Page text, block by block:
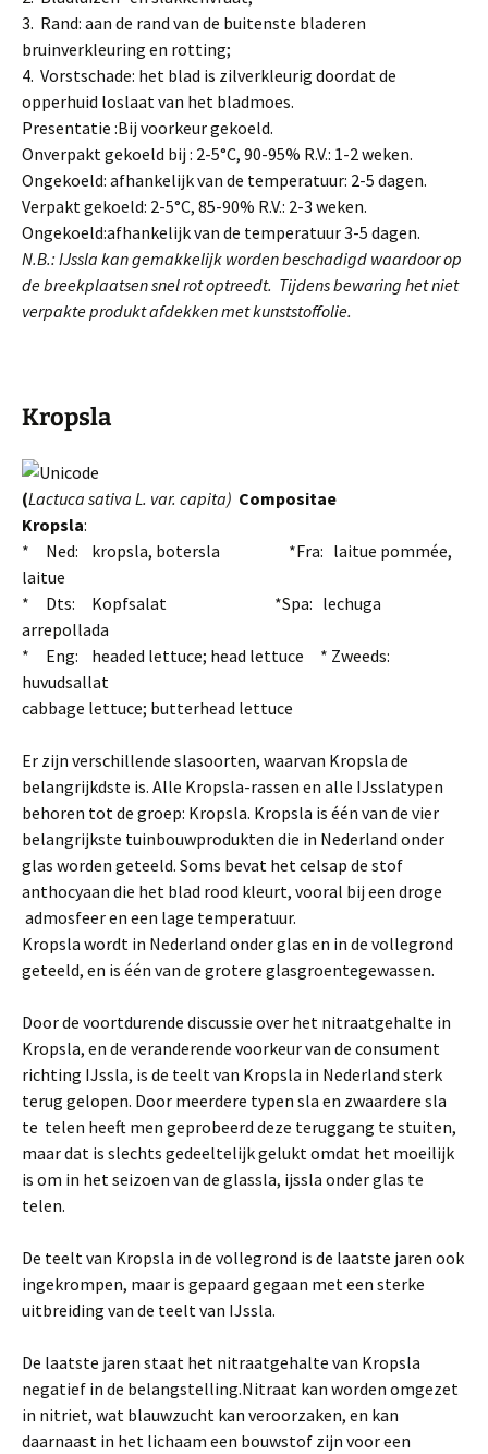
3. Rand: aan de rand van de buitenste bladeren
bruinverkleuring en rotting;
4. Vorstschade: het blad is zilverkleurig doordat de
opperhuid loslaat van het bladmoes.
Presentatie :Bij voorkeur gekoeld.
Onverpakt gekoeld bij : 2-5°C, 90-95% R.V.: 1-2 weken.
Ongekoeld: afhankelijk van de temperatuur: 2-5 dagen.
Verpakt gekoeld: 2-5°C, 85-90% R.V.: 2-3 weken.
Ongekoeld:afhankelijk van de temperatuur 3-5 dagen.
N.B.: IJssla kan gemakkelijk worden beschadigd waardoor op
de breekplaatsen snel rot optreedt. Tijdens bewaring het niet
verpakte produkt afdekken met kunststoffolie.
Kropsla
(Lactuca sativa L. var. capita) Compositae
Kropsla:
* Ned: kropsla, botersla *Fra: laitue pommée,
laitue
* Dts: Kopfsalat *Spa: lechuga
arrepollada
* Eng: headed lettuce; head lettuce * Zweeds:
huvudsallat
cabbage lettuce; butterhead lettuce
Er zijn verschillende slasoorten, waarvan Kropsla de
belangrijkdste is. Alle Kropsla-rassen en alle IJsslatypen
behoren tot de groep: Kropsla. Kropsla is één van de vier
belangrijkste tuinbouwprodukten die in Nederland onder
glas wor­den geteeld. Soms bevat het celsap de stof
anthocyaan die het blad rood kleurt, vooral bij een droge
admosfeer en een lage temperatuur.
Kropsla wordt in Nederland onder glas en in de vollegrond
geteeld, en is één van de grotere glasgroentegewassen.
Door de voortdurende discussie over het nitraatgehalte in
Kropsla, en de veran­derende voorkeur van de consument
richting IJssla, is de teelt van Kropsla in Nederland sterk
terug gelopen. Door meerdere typen sla en zwaardere sla
te telen heeft men geprobeerd deze teruggang te stuiten,
maar dat is slechts gedeel­telijk gelukt omdat het moeilijk
is om in het seizoen van de glassla, ijssla onder glas te
telen.
De teelt van Kropsla in de vollegrond is de laatste jaren ook
ingekrompen, maar is gepaard gegaan met een sterke
uitbreiding van de teelt van IJssla.
De laatste jaren staat het nitraatgehalte van Kropsla
negatief in de belangstel­ling.Nitraat kan worden omgezet
in nitriet, wat blauwzucht kan veroorzaken, en kan
daarnaast in het lichaam een bouwstof zijn voor een